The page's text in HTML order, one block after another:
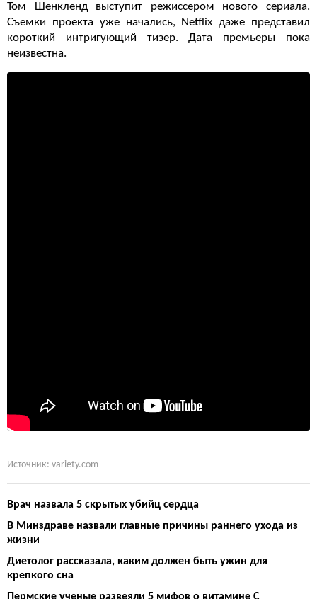
Том Шенкленд выступит режиссером нового сериала.
Съемки проекта уже начались, Netflix даже представил
короткий интригующий тизер. Дата премьеры пока
неизвестна.
Источник: variety.com
Врач назвала 5 скрытых убийц сердца
В Минздраве назвали главные причины раннего ухода из
жизни
Диетолог рассказала, каким должен быть ужин для
крепкого сна